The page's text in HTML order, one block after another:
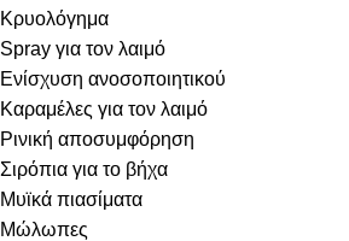
Κρυολόγημα
Spray για τον λαιμό
Ενίσχυση ανοσοποιητικού
Καραμέλες για τον λαιμό
Ρινική αποσυμφόρηση
Σιρόπια για το βήχα
Μυϊκά πιασίματα
Μώλωπες